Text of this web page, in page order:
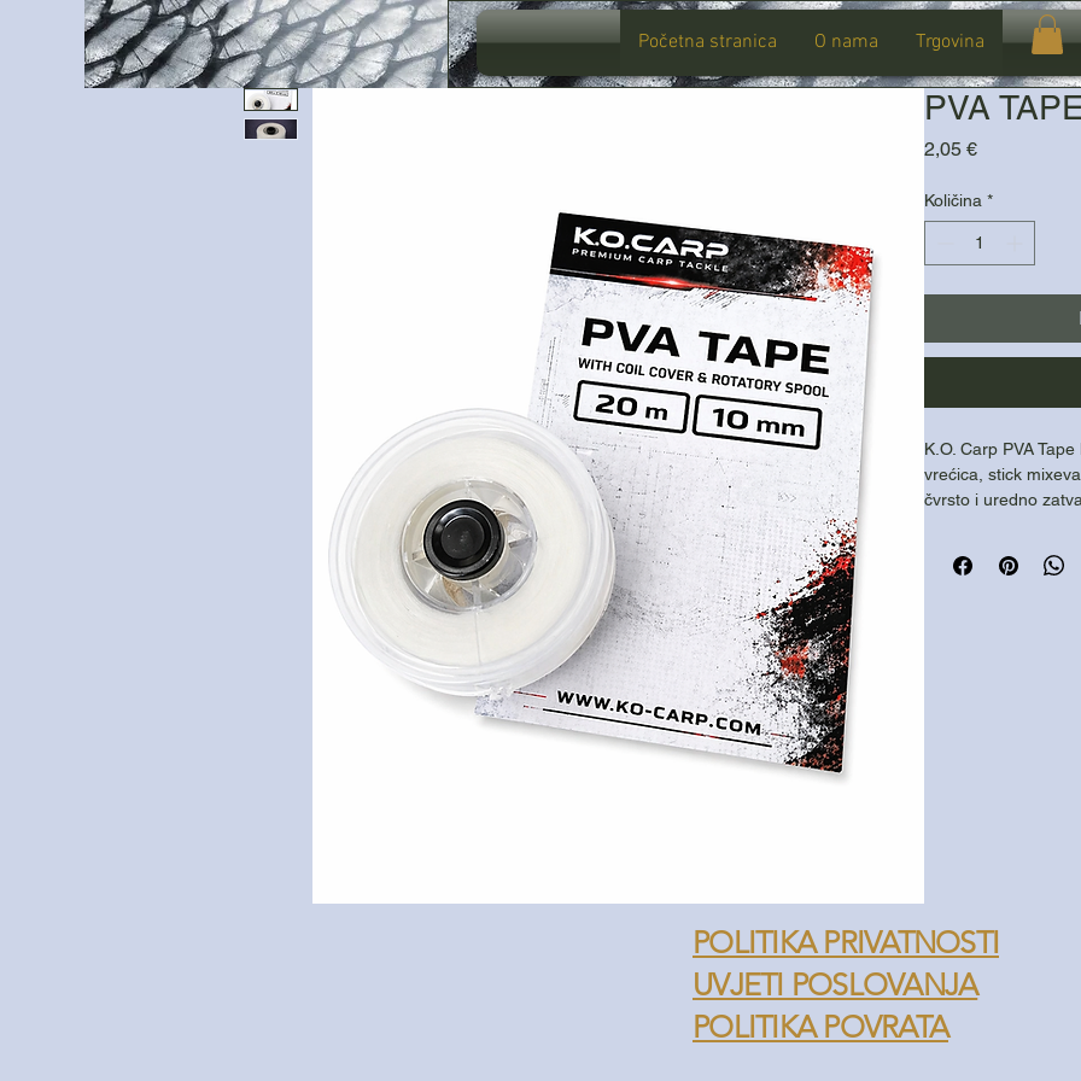
Početna stranica O nama Trgovina
PVA
2,05 €Cijena
Količina *
K.O. Carp PVA
vrećica, stick
čvrsto i uredno
Brzo topljiva PVA
Za PVA vrećice i
POLITIKA PRIVATNOSTI
UVJETI POSLOVANJA
POLITIKA POVRATA